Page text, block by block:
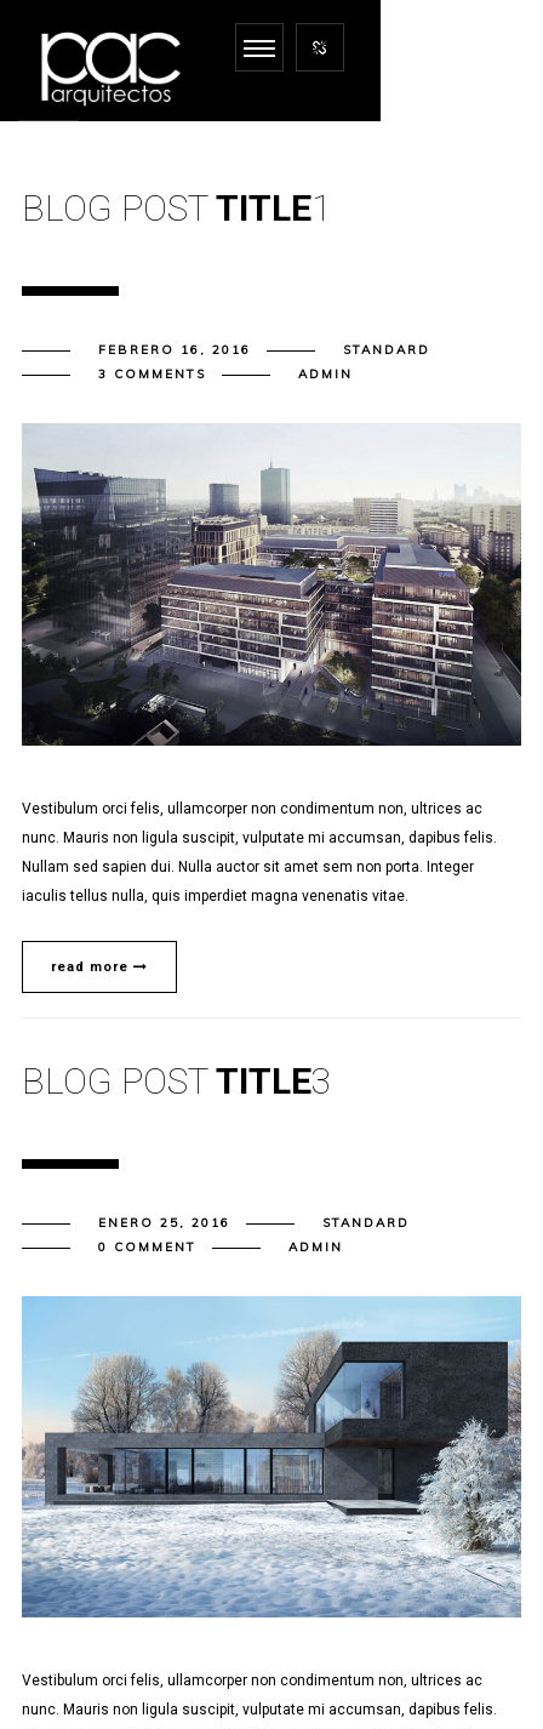
BLOG POSTTITLE1
FEBRERO 16, 2016
STANDARD
3 COMMENTS
ADMIN
Vestibulum orci felis, ullamcorper non condimentum non, ultrices ac
nunc. Mauris non ligula suscipit, vulputate mi accumsan, dapibus felis.
Nullam sed sapien dui. Nulla auctor sit amet sem non porta. Integer
iaculis tellus nulla, quis imperdiet magna venenatis vitae.
read more
BLOG POSTTITLE3
ENERO 25, 2016
STANDARD
0 COMMENT
ADMIN
Vestibulum orci felis, ullamcorper non condimentum non, ultrices ac
nunc. Mauris non ligula suscipit, vulputate mi accumsan, dapibus felis.